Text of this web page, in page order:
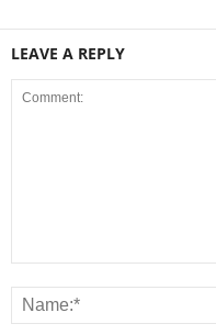
LEAVE A REPLY